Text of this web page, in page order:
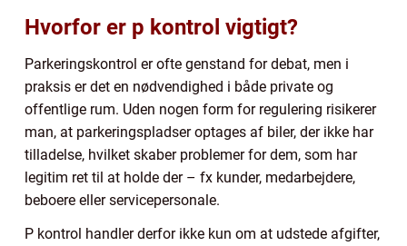
Hvorfor er p kontrol vigtigt?
Parkeringskontrol er ofte genstand for debat, men i
praksis er det en nødvendighed i både private og
offentlige rum. Uden nogen form for regulering risikerer
man, at parkeringspladser optages af biler, der ikke har
tilladelse, hvilket skaber problemer for dem, som har
legitim ret til at holde der – fx kunder, medarbejdere,
beboere eller servicepersonale.
P kontrol handler derfor ikke kun om at udstede afgifter,